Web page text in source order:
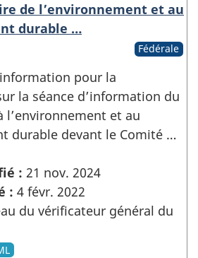
de l’environnement et au
durable …
Fédérale
pour la
la séance d’information du
l’environnement et au
durable devant le Comité …
: 21 nov. 2024
: 4 févr. 2022
du vérificateur général du